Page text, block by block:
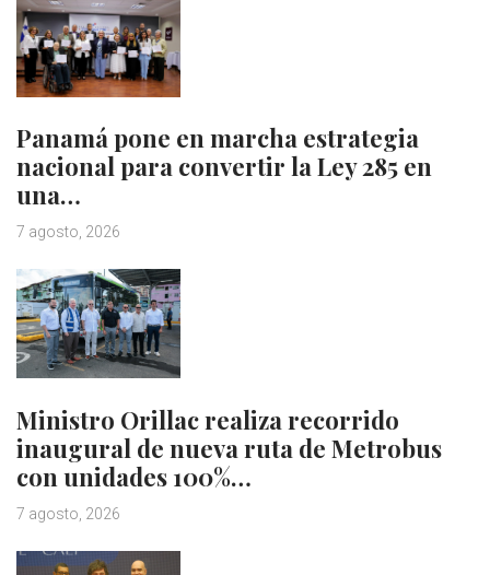
Panamá pone en marcha estrategia
nacional para convertir la Ley 285 en
una…
7 agosto, 2026
Ministro Orillac realiza recorrido
inaugural de nueva ruta de Metrobus
con unidades 100%…
7 agosto, 2026